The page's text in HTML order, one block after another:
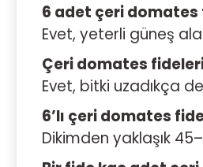
6 adet çeri
Evet, yeterli güneş
Çeri domates fideleri
Evet, bitki uzadıkça
6’lı çeri domates
Dikimden yaklaşık